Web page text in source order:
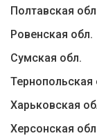
Полтавская
Ровенская обл.
Сумская обл.
Тернопольская
Харьковская
Херсонская